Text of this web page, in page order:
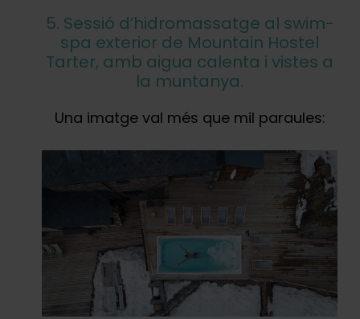
5. Sessió d’hidromassatge al swim-
spa exterior de Mountain Hostel
Tarter, amb aigua calenta i vistes a
la muntanya.
Una imatge val més que mil paraules: